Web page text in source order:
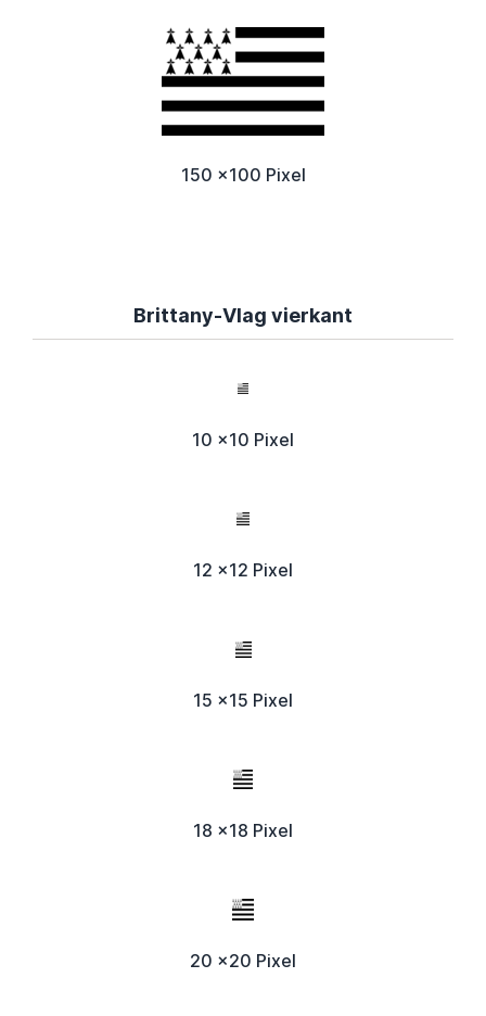
150 x100 Pixel
Brittany-Vlag vierkant
10 x10 Pixel
12 x12 Pixel
15 x15 Pixel
18 x18 Pixel
20 x20 Pixel